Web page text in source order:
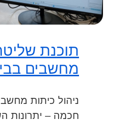
תוכנת
מחשבים
ניהול כיתות
חכמה – יתרונות